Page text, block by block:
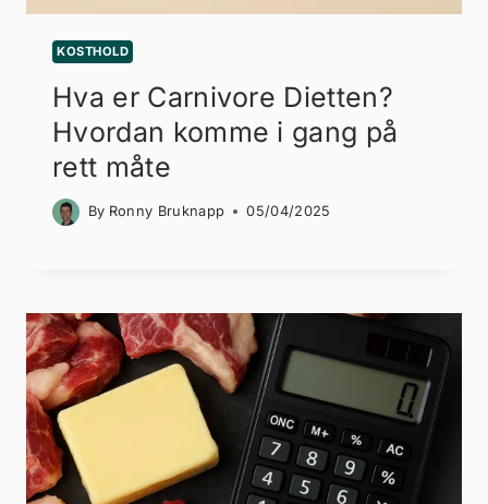
KOSTHOLD
Hva er Carnivore Dietten?
Hvordan komme i gang på
rett måte
By Ronny Bruknapp 05/04/2025